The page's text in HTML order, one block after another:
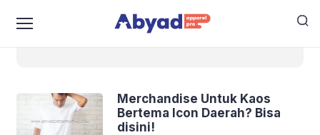
Merchandise Untuk Kaos
Bertema Icon Daerah? Bisa
disini!